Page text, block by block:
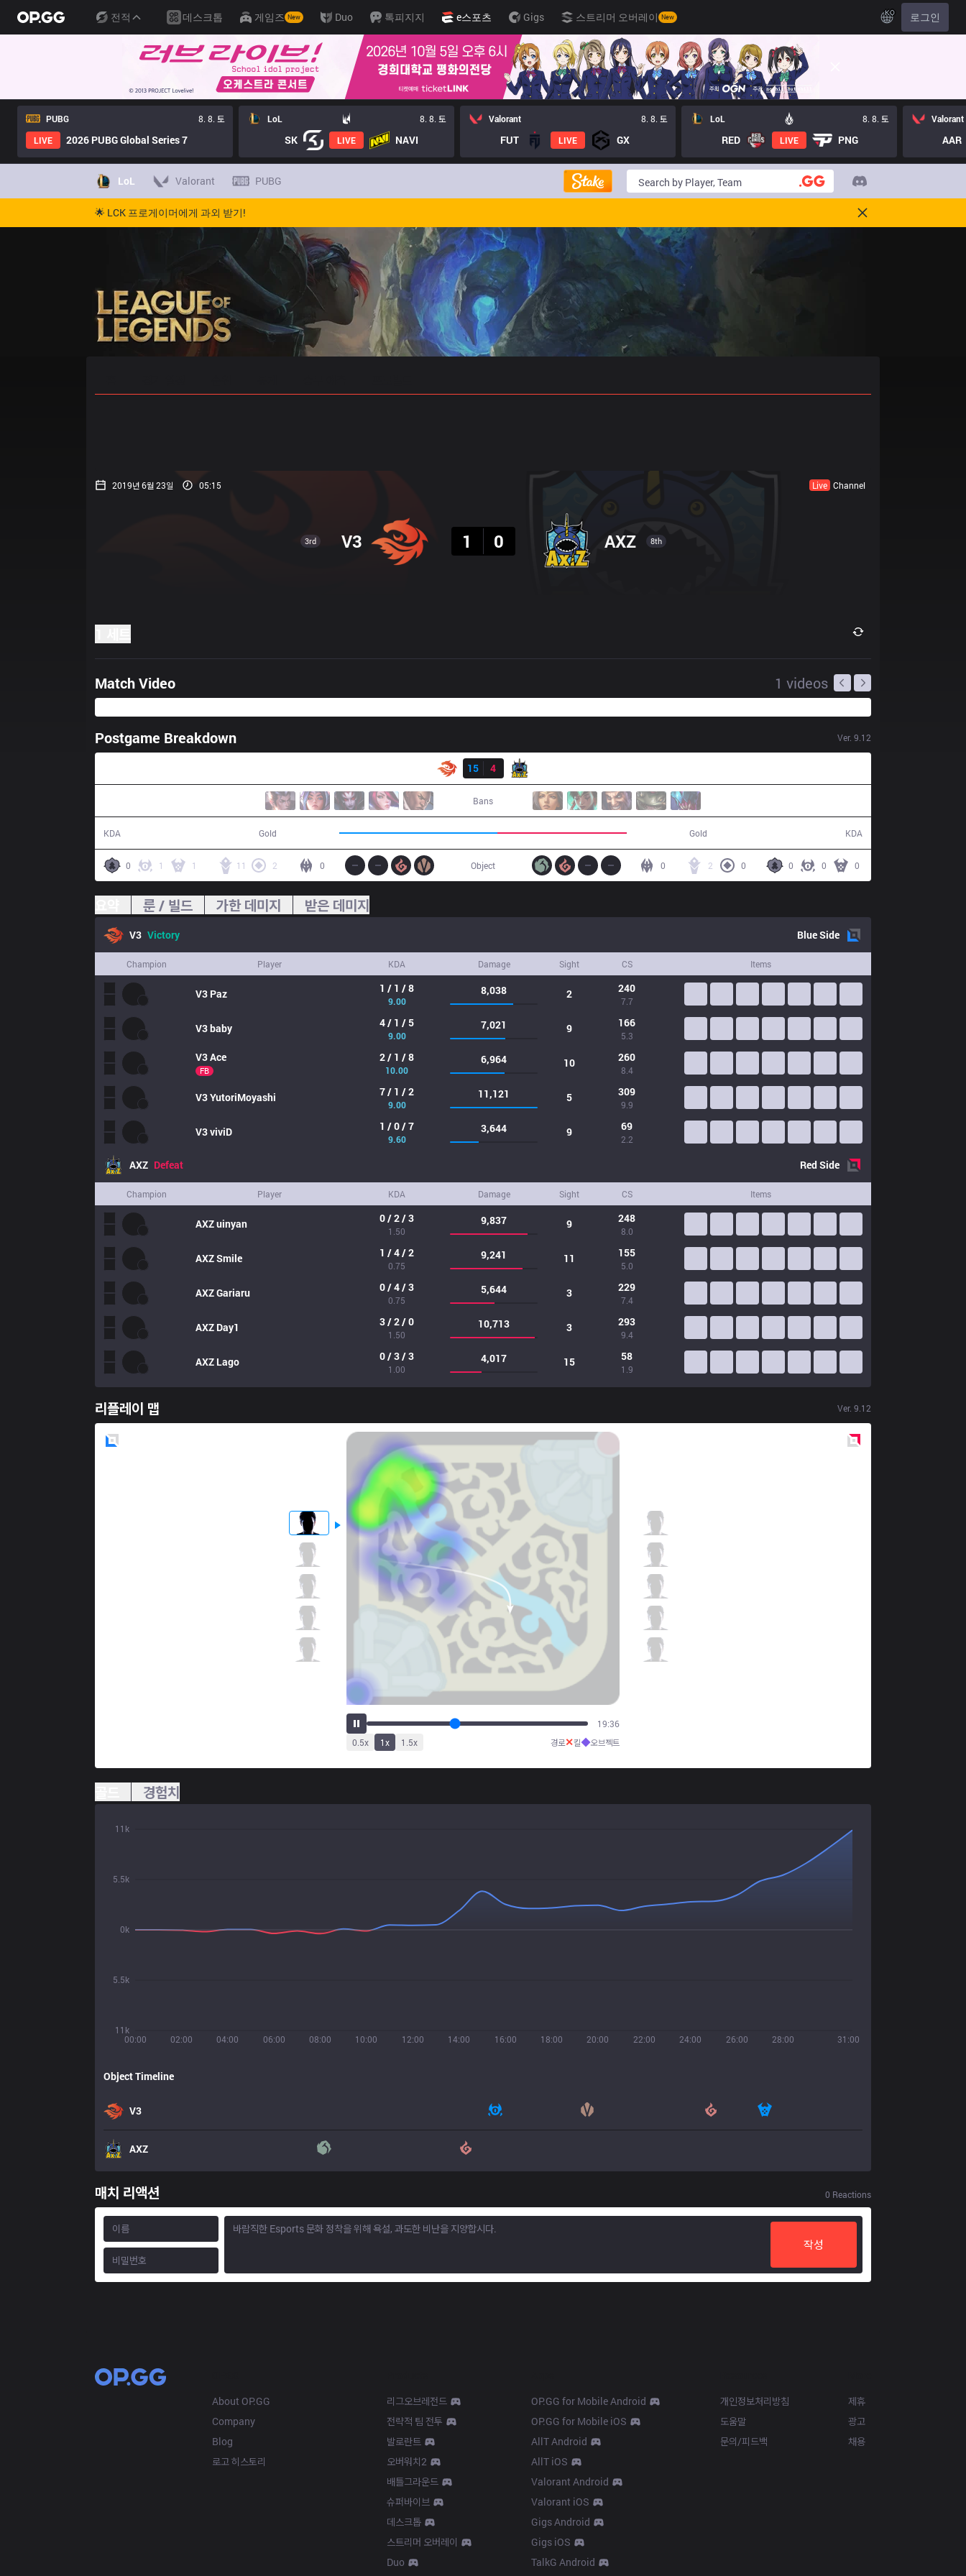
전적 데스크톱 게임즈 New Duo 톡피지지 e스포츠 Gigs 스트리머 오버레이 New KO 로그인
PUBG
8. 8. 토
LIVE
2026 PUBG Global Series 7
LoL 8. 8. 토
SK LIVE NAVI
Valorant 8. 8. 토
FUT LIVE GX
LoL 8. 8. 토
RED LIVE PNG
Valorant
AAR
LoL Valorant PUBG
🌟 LCK 프로게이머에게 과외 받기!
2019년 6월 23일 05:15 Live Channel
3rd V3
1
0 AXZ 8th
Match Video 1 videos
Postgame Breakdown Ver. 9.12
15
4
Bans
KDA Gold Gold KDA
0 1 1 11 2 0 0 0 0
2 0
0
Object
룬 / 빌드 가한 데미지 받은 데미지
V3 Victory BlueSide
Champion Player KDA Damage Sight CS Items
V3 Paz 1 / 1 / 8
9.00
8,038 2 240
7.7
V3baby 4 / 1 / 5
9.00
7,021 9 166
5.3
V3Ace
FB
2 / 1 / 8
10.00
6,964 10 260
8.4
V3YutoriMoyashi 7 / 1 / 2
9.00
11,121 5 309
9.9
V3viviD 1 / 0 / 7
9.60
3,644 9 69
2.2
AXZ Defeat RedSide
Champion Player KDA Damage Sight CS Items
AXZuinyan 0 / 2 / 3
1.50
9,837 9 248
8.0
AXZSmile 1 / 4 / 2
0.75
9,241 11 155
5.0
AXZGariaru 0 / 4 / 3
0.75
5,644 3 229
7.4
AXZ Day1 3 / 2 / 0
1.50
10,713 3 293
9.4
AXZ Lago 0 / 3 / 3
1.00
4,017 15 58
1.9
리플레이 맵 Ver. 9.12
24:36
0.5x 1x 1.5x 경로✕킬◆오브젝트
경험치
00:00 02:00 04:00 06:00 08:00 10:00 12:00 14:00 16:00 18:00 20:00 22:00 24:00 26:00 28:00 31:00
11k
5.5k
0k
5.5k
11k
Object Timeline
V3
AXZ
매치 리액션 0 Reactions
작성
About OP.GG
Company
Blog
로고 히스토리
리그오브레전드
전략적 팀 전투
발로란트
오버워치2
배틀그라운드
슈퍼바이브
데스크톱
스트리머 오버레이
Duo
OP.GG for Mobile Android
OP.GG for Mobile iOS
AllT Android
AllT iOS
Valorant Android
Valorant iOS
Gigs Android
Gigs iOS
TalkG Android
개인정보처리방침
도움말
문의/피드백
제휴
광고
채용